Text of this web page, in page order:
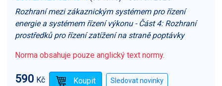
Rozhraní mezi zákaznickým systémem pro řízení
energie a systémem řízení výkonu - Část 4: Rozhraní
prostředků pro řízení zatížení na straně poptávky
Norma obsahuje pouze anglický text normy.
590 Kč